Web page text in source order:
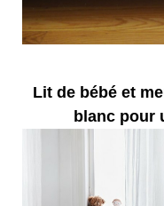
Lit de bébé et
blanc pour